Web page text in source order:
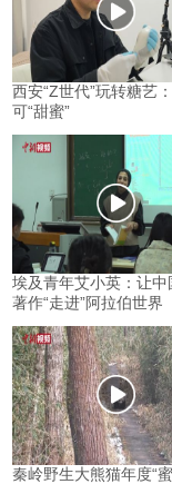
西安“Z世代”玩转糖艺
可“甜蜜”
埃及青年艾小英：让中
著作“走进”阿拉伯世界
秦岭野生大熊猫年度“